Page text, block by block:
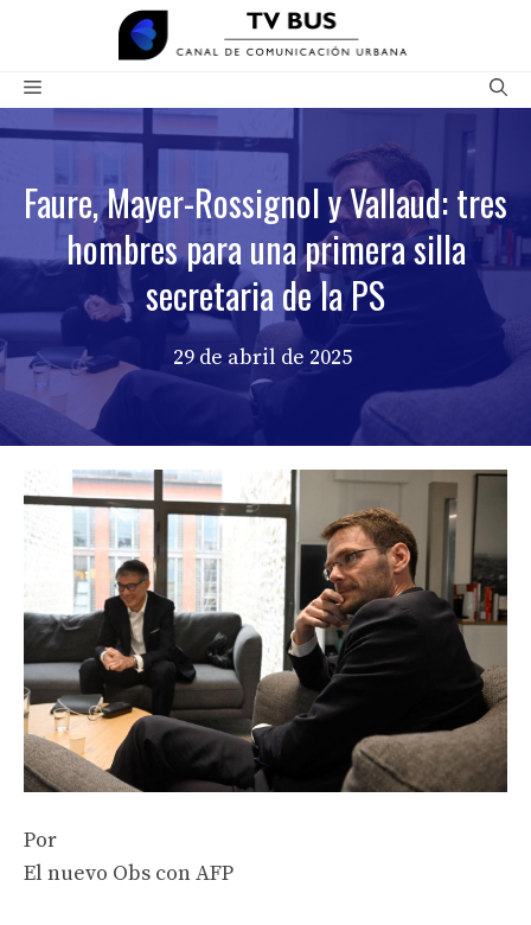
contenido
Menú
Faure, Mayer-Rossignol y Vallaud: tres
hombres para una primera silla
secretaria de la PS
29 de abril de 2025
Por
El nuevo Obs con AFP